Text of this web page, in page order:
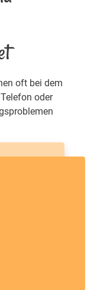
oft bei dem
oder